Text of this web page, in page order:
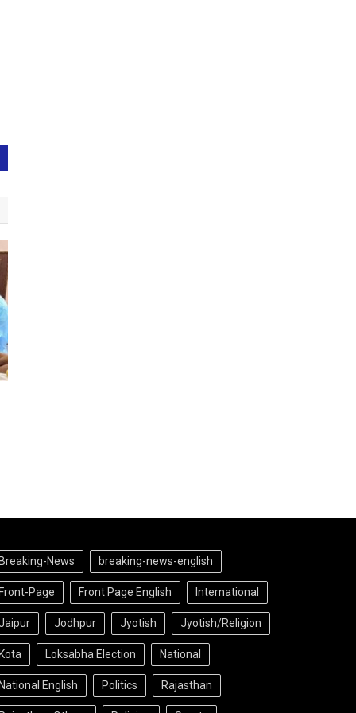
News breaking-news-english
Page Front Page English International
Jodhpur Jyotish Jyotish/Religion
Loksabha Election National
English Politics Rajasthan